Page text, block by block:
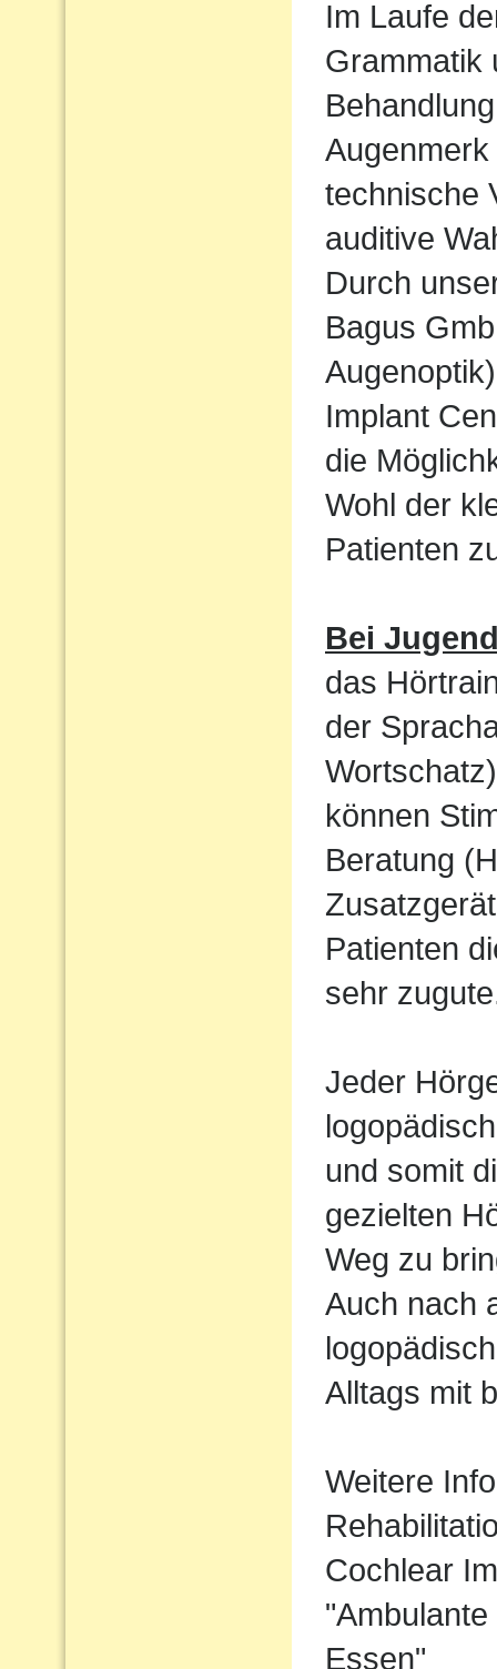
Im Laufe
Grammatik
technische
auditive
Durch
Bagus
Implant
die
Wohl der
Patienten
Bei
das
der
können
Beratung
Patienten
sehr
Jeder
und somit
gezielten
Weg zu
Auch nach
Alltags mit
Weitere
Cochlear
Essen"